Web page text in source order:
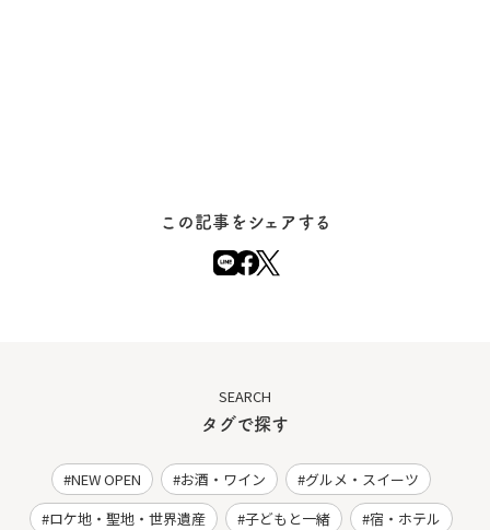
この記事をシェアする
SEARCH
タグで探す
NEW OPEN お酒・ワイン
グルメ・スイーツ
ロケ地・聖地・世界遺産
子どもと一緒
宿・ホテル